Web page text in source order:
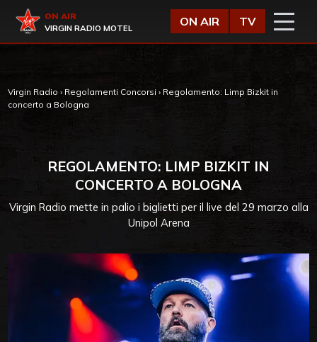
Virgin Radio
ON AIR
VIRGIN RADIO MOTEL
ON AIR TV
Virgin Radio › Regolamenti Concorsi › Regolamento: Limp Bizkit in
concerto a Bologna
REGOLAMENTO: LIMP BIZKIT IN
CONCERTO A BOLOGNA
Virgin Radio mette in palio i biglietti per il live del 29 marzo alla
Unipol Arena